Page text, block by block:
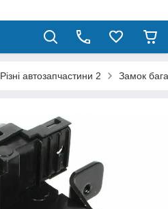
Різні автозапчастини 2 Замок